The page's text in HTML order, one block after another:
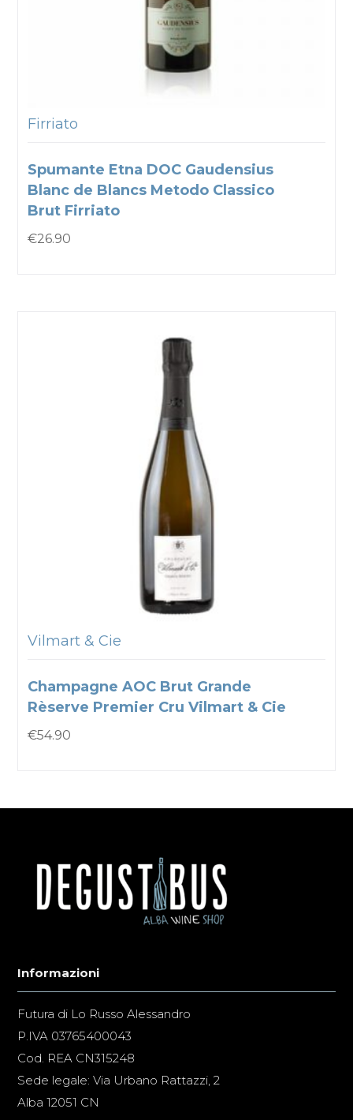
Firriato
Spumante Etna DOC Gaudensius
Blanc de Blancs Metodo Classico
Brut Firriato
€26.90
Vilmart & Cie
Champagne AOC Brut Grande
Rèserve Premier Cru Vilmart & Cie
€54.90
Informazioni
Futura di Lo Russo Alessandro
P.IVA 03765400043
Cod. REA CN315248
Sede legale: Via Urbano Rattazzi, 2
Alba 12051 CN